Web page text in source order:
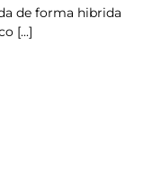
de forma hibrida
[...]